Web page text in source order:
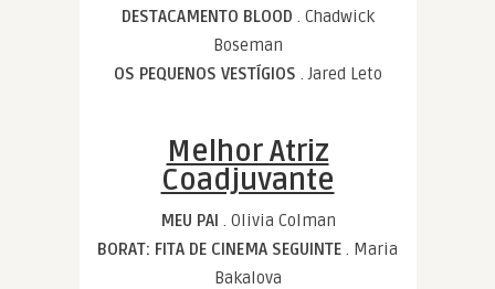
DESTACAMENTO BLOOD . Chadwick
Boseman
OS PEQUENOS VESTÍGIOS . Jared Leto
Melhor Atriz
Coadjuvante
MEU PAI . Olivia Colman
BORAT: FITA DE CINEMA SEGUINTE . Maria
Bakalova